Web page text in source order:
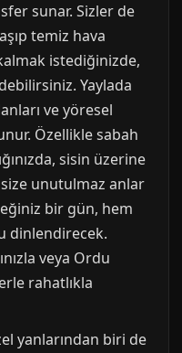
sunar. Sizler de
temiz hava
istediğinizde,
Yaylada
ve yöresel
Özellikle sabah
sisin üzerine
unutulmaz anlar
bir gün, hem
dinlendirecek.
veya Ordu
rahatlıkla
yanlarından biri de